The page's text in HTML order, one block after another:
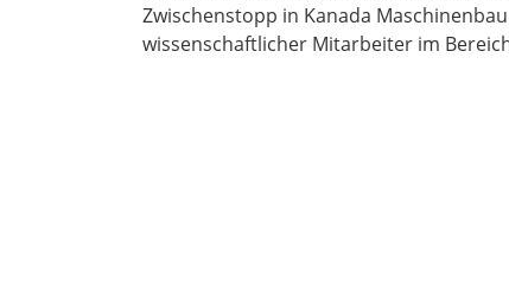
Zwischenstopp in Kanada
wissenschaftlicher Mitarbeiter im